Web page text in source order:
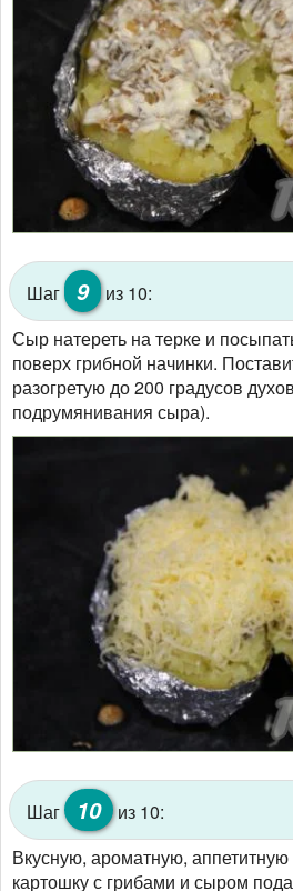
Шаг 9
из 10:
Сыр натереть на терке и
поверх грибной начинки.
разогретую до 200 градусов
подрумянивания сыра).
Шаг 10 из 10:
Вкусную, ароматную,
картошку с грибами и сыром